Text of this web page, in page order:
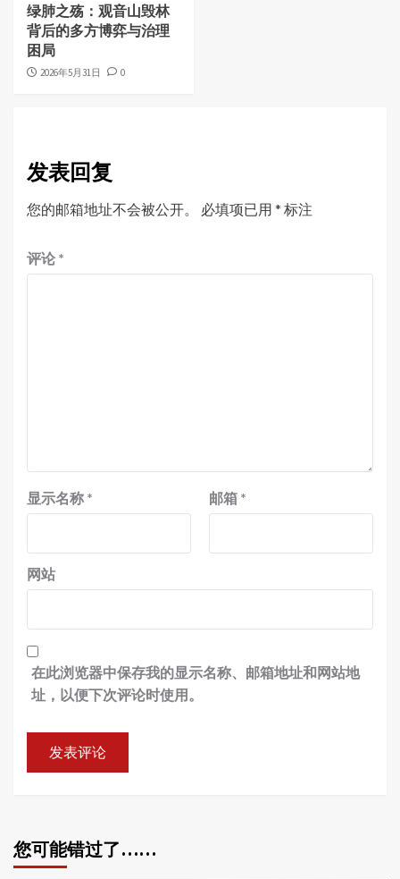
绿肺之殇：观音山毁林
背后的多方博弈与治理
困局
2026年5月31日 0
发表回复
您的邮箱地址不会被公开。 必填项已用 * 标注
评论 *
显示名称 * 邮箱 *
网站
在此浏览器中保存我的显示名称、邮箱地址和网站地
址，以便下次评论时使用。
您可能错过了……